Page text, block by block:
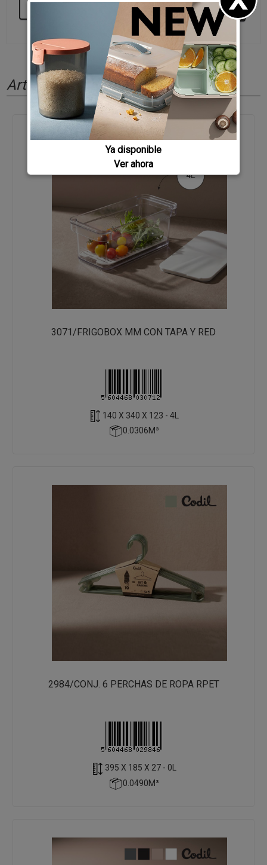
SEGUIR COMPRANDO
Artículos relacionados
3071/FRIGOBOX MM CON TAPA Y RED
140 X 340 X 123 - 4L
0.0306M³
2984/CONJ. 6 PERCHAS DE ROPA RPET
395 X 185 X 27 - 0L
0.0490M³
Ya disponible
Ver ahora